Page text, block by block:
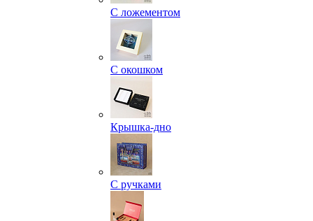
С ложементом
С окошком
Крышка-дно
С ручками